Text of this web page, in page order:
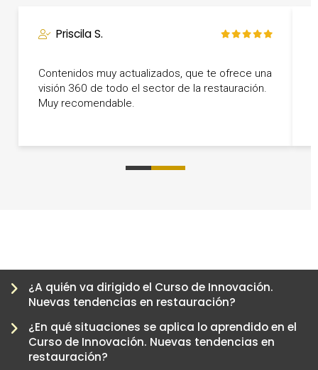
Priscila S.
Contenidos muy actualizados, que te ofrece una
visión 360 de todo el sector de la restauración.
Muy recomendable.
0 1 2 3 4
¿A quién va dirigido el Curso de Innovación.
Nuevas tendencias en restauración?
¿En qué situaciones se aplica lo aprendido en el
Curso de Innovación. Nuevas tendencias en
restauración?